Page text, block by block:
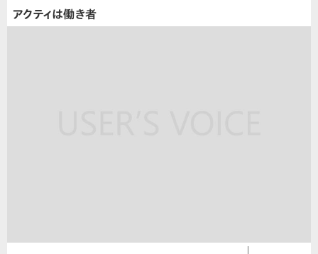
アクティは働き者